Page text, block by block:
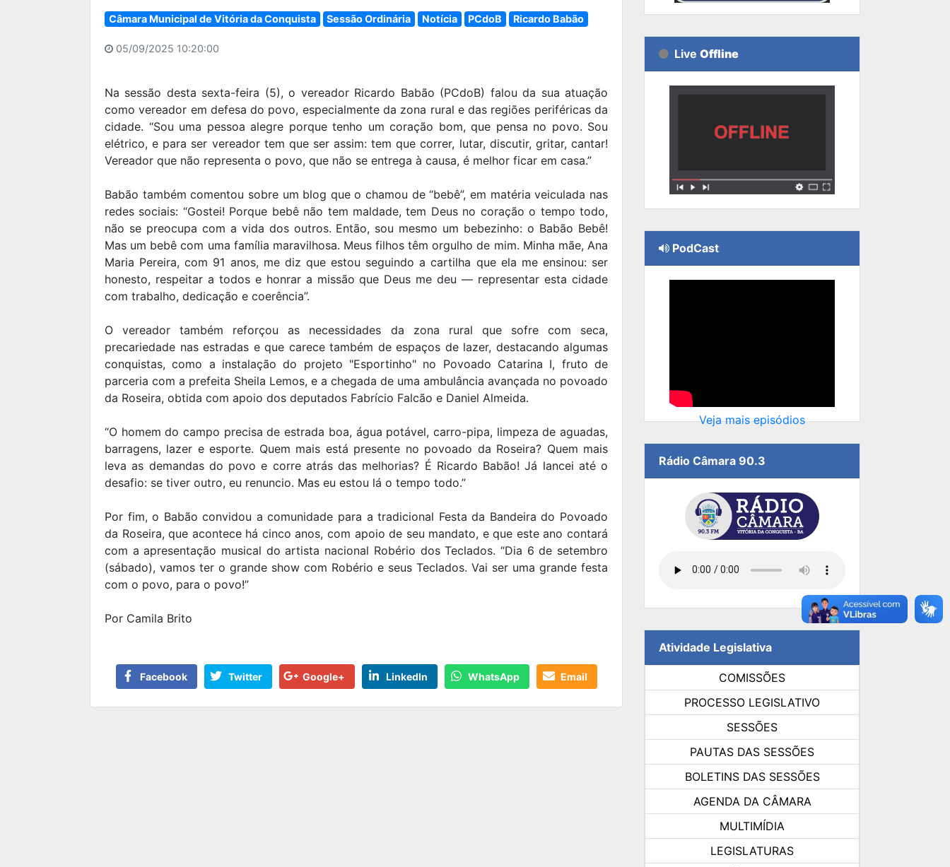
Câmara Municipal de Vitória da Conquista Sessão Ordinária Notícia PCdoB Ricardo Babão
05/09/2025 10:20:00
Na sessão desta sexta-feira (5), o vereador Ricardo Babão (PCdoB) falou da sua atuação
como vereador em defesa do povo, especialmente da zona rural e das regiões periféricas da
cidade. “Sou uma pessoa alegre porque tenho um coração bom, que pensa no povo. Sou
elétrico, e para ser vereador tem que ser assim: tem que correr, lutar, discutir, gritar, cantar!
Vereador que não representa o povo, que não se entrega à causa, é melhor ficar em casa.”
Babão também comentou sobre um blog que o chamou de “bebê”, em matéria veiculada nas
redes sociais: “Gostei! Porque bebê não tem maldade, tem Deus no coração o tempo todo,
não se preocupa com a vida dos outros. Então, sou mesmo um bebezinho: o Babão Bebê!
Mas um bebê com uma família maravilhosa. Meus filhos têm orgulho de mim. Minha mãe, Ana
Maria Pereira, com 91 anos, me diz que estou seguindo a cartilha que ela me ensinou: ser
honesto, respeitar a todos e honrar a missão que Deus me deu — representar esta cidade
com trabalho, dedicação e coerência”.
O vereador também reforçou as necessidades da zona rural que sofre com seca,
precariedade nas estradas e que carece também de espaços de lazer, destacando algumas
conquistas, como a instalação do projeto "Esportinho" no Povoado Catarina I, fruto de
parceria com a prefeita Sheila Lemos, e a chegada de uma ambulância avançada no povoado
da Roseira, obtida com apoio dos deputados Fabrício Falcão e Daniel Almeida.
“O homem do campo precisa de estrada boa, água potável, carro-pipa, limpeza de aguadas,
barragens, lazer e esporte. Quem mais está presente no povoado da Roseira? Quem mais
leva as demandas do povo e corre atrás das melhorias? É Ricardo Babão! Já lancei até o
desafio: se tiver outro, eu renuncio. Mas eu estou lá o tempo todo.”
Por fim, o Babão convidou a comunidade para a tradicional Festa da Bandeira do Povoado
da Roseira, que acontece há cinco anos, com apoio de seu mandato, e que este ano contará
com a apresentação musical do artista nacional Robério dos Teclados. “Dia 6 de setembro
(sábado), vamos ter o grande show com Robério e seus Teclados. Vai ser uma grande festa
com o povo, para o povo!”
Por Camila Brito
Facebook Twitter Google+ LinkedIn WhatsApp Email
Live Offline
PodCast
Veja mais episódios
Rádio Câmara 90.3
Atividade Legislativa
COMISSÕES
PROCESSO LEGISLATIVO
SESSÕES
PAUTAS DAS SESSÕES
BOLETINS DAS SESSÕES
AGENDA DA CÂMARA
MULTIMÍDIA
LEGISLATURAS